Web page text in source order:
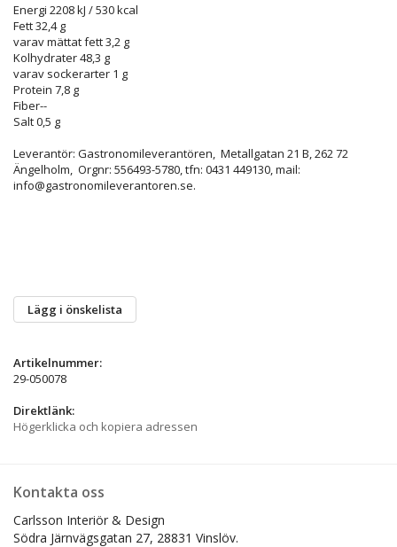
Energi 2208 kJ / 530 kcal
Fett32,4 g
varav mättat fett3,2 g
Kolhydrater48,3 g
varav sockerarter 1 g
Protein 7,8 g
Fiber--
Salt0,5 g
Leverantör: Gastronomileverantören, Metallgatan 21 B, 262 72
Ängelholm, Orgnr: 556493-5780, tfn: 0431 449130, mail:
info@gastronomileverantoren.se.
Lägg i önskelista
Artikelnummer:
29-050078
Direktlänk:
Högerklicka och kopiera adressen
Kontakta oss
Carlsson Interiör & Design
Södra Järnvägsgatan 27, 28831 Vinslöv.